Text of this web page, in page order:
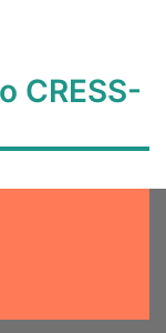
CRESS-